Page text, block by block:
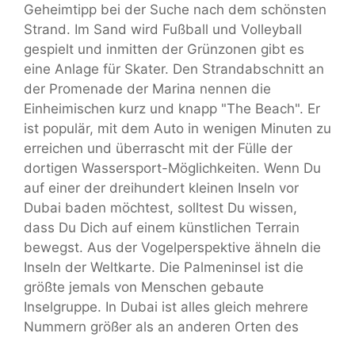
Geheimtipp bei der Suche nach dem schönsten
Strand. Im Sand wird Fußball und Volleyball
gespielt und inmitten der Grünzonen gibt es
eine Anlage für Skater. Den Strandabschnitt an
der Promenade der Marina nennen die
Einheimischen kurz und knapp "The Beach". Er
ist populär, mit dem Auto in wenigen Minuten zu
erreichen und überrascht mit der Fülle der
dortigen Wassersport-Möglichkeiten. Wenn Du
auf einer der dreihundert kleinen Inseln vor
Dubai baden möchtest, solltest Du wissen,
dass Du Dich auf einem künstlichen Terrain
bewegst. Aus der Vogelperspektive ähneln die
Inseln der Weltkarte. Die Palmeninsel ist die
größte jemals von Menschen gebaute
Inselgruppe. In Dubai ist alles gleich mehrere
Nummern größer als an anderen Orten des